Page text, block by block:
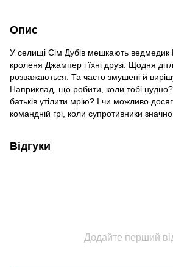
Опис
У селищі Сім Дубів мешкають ведмедик
кроленя Джампер і їхні друзі. Щодня
розважаються. Та часто змушені й
Наприклад, що робити, коли тобі
батьків утілити мрію? І чи можливо
командній грі, коли супротивники
Відгуки
Додайте перший